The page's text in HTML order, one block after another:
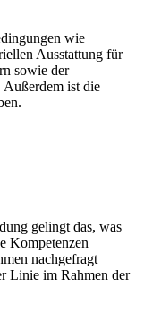
wie
Ausstattung für
sowie der
Außerdem ist die
gelingt das, was
Kompetenzen
nachgefragt
Linie im Rahmen der